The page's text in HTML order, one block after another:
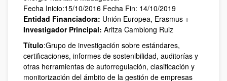
Fecha Inicio:15/10/2016 Fecha Fin: 14/10/2019
Entidad Financiadora: Unión Europea, Erasmus +
Investigador Principal: Aritza Camblong Ruiz
Título:Grupo de investigación sobre estándares,
certificaciones, informes de sostenibilidad, auditorías y
otras herramientas de autorregulación, clasificación y
monitorización del ámbito de la gestión de empresas